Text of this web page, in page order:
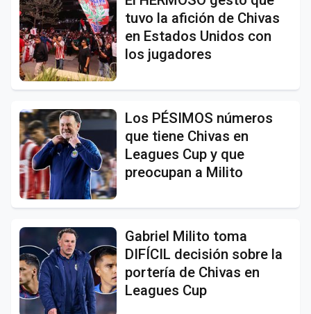
tuvo la afición de Chivas
en Estados Unidos con
los jugadores
Los PÉSIMOS números
que tiene Chivas en
Leagues Cup y que
preocupan a Milito
Gabriel Milito toma
DIFÍCIL decisión sobre la
portería de Chivas en
Leagues Cup